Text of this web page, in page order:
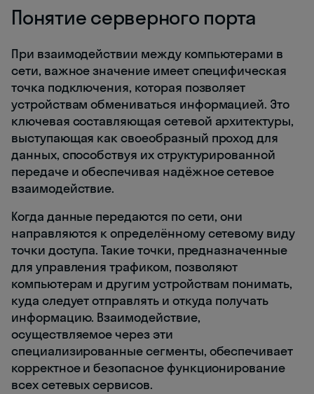
Понятие серверного порта
При взаимодействии между компьютерами в
сети, важное значение имеет специфическая
точка подключения, которая позволяет
устройствам обмениваться информацией. Это
ключевая составляющая сетевой архитектуры,
выступающая как своеобразный проход для
данных, способствуя их структурированной
передаче и обеспечивая надёжное сетевое
взаимодействие.
Когда данные передаются по сети, они
направляются к определённому сетевому виду
точки доступа. Такие точки, предназначенные
для управления трафиком, позволяют
компьютерам и другим устройствам понимать,
куда следует отправлять и откуда получать
информацию. Взаимодействие,
осуществляемое через эти
специализированные сегменты, обеспечивает
корректное и безопасное функционирование
всех сетевых сервисов.